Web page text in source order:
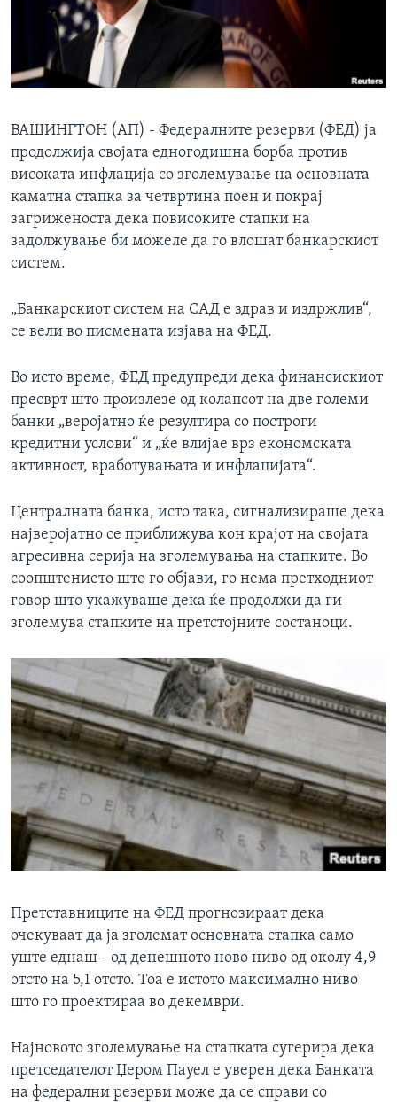
ИНТЕРВЈУА
Јазици
ВАШИНГТОН (АП) - Федералните резерви (ФЕД) ја
продолжија својата едногодишна борба против
високата инфлација со зголемување на основната
каматна стапка за четвртина поен и покрај
загриженоста дека повисоките стапки на
задолжување би можеле да го влошат банкарскиот
систем.
„Банкарскиот систем на САД е здрав и издржлив“,
се вели во писмената изјава на ФЕД.
Во исто време, ФЕД предупреди дека финансискиот
пресврт што произлезе од колапсот на две големи
банки „веројатно ќе резултира со построги
кредитни услови“ и „ќе влијае врз економската
активност, вработувањата и инфлацијата“.
Централната банка, исто така, сигнализираше дека
најверојатно се приближува кон крајот на својата
агресивна серија на зголемувања на стапките. Во
соопштението што го објави, го нема претходниот
говор што укажуваше дека ќе продолжи да ги
зголемува стапките на претстојните состаноци.
Претставниците на ФЕД прогнозираат дека
очекуваат да ја зголемат основната стапка само
уште еднаш - од денешното ново ниво од околу 4,9
отсто на 5,1 отсто. Тоа е истото максимално ниво
што го проектираа во декември.
Најновото зголемување на стапката сугерира дека
претседателот Џером Пауел е уверен дека Банката
на федерални резерви може да се справи со